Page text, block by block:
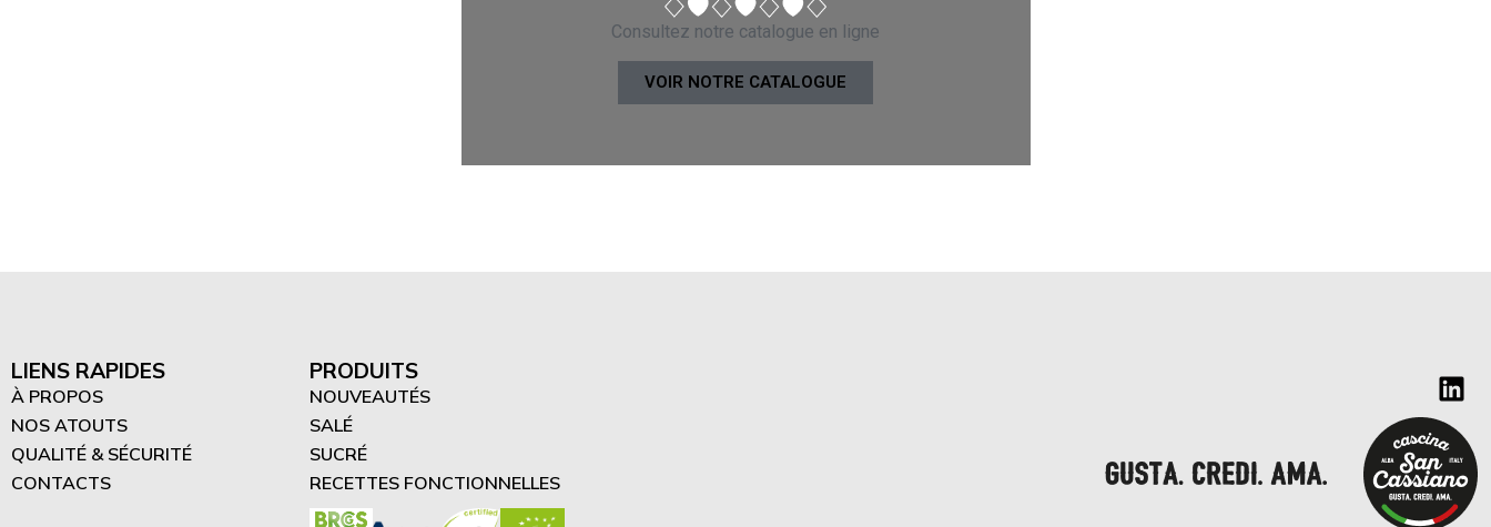
Consultez notre catalogue en ligne
VOIR NOTRE CATALOGUE
LIENS RAPIDES
À PROPOS
NOS ATOUTS
QUALITÉ & SÉCURITÉ
CONTACTS
PRODUITS
NOUVEAUTÉS
SALÉ
SUCRÉ
RECETTES FONCTIONNELLES